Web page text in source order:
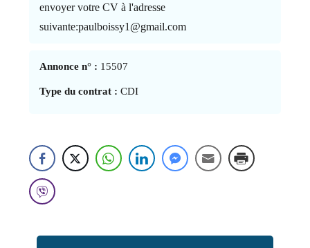
envoyer votre CV à l'adresse
suivante:paulboissy1@gmail.com
Annonce n° : 15507
Type du contrat : CDI